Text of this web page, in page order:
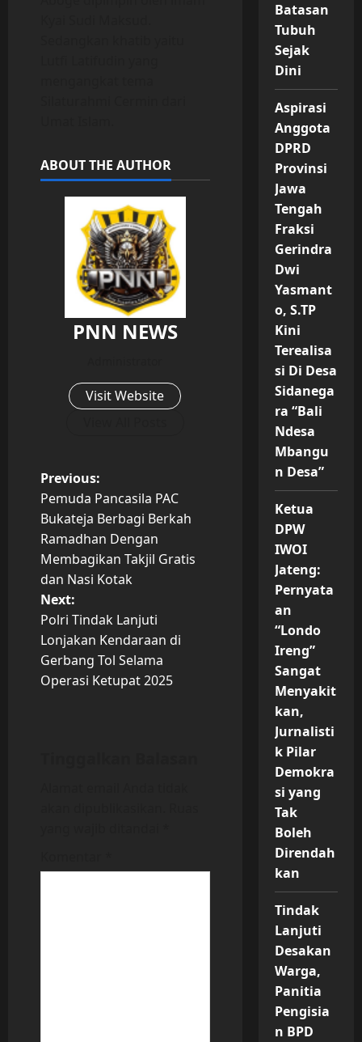
ABOUT THE AUTHOR
PNN NEWS
Visit Website
P
o
s
t
n
a
v
Previous:
Pemuda Pancasila PAC
Bukateja Berbagi Berkah
Ramadhan Dengan
Membagikan Takjil Gratis
dan Nasi Kotak
Next:
Polri Tindak Lanjuti
Lonjakan Kendaraan di
Gerbang Tol Selama
Operasi Ketupat 2025
Batasan
Tubuh
Sejak
Dini
Aspirasi
Anggota
DPRD
Provinsi
Jawa
Tengah
Fraksi
Gerindra
Dwi
Yasmant
o, S.TP
Kini
Terealisa
si Di Desa
Sidanega
ra “Bali
Ndesa
Mbangu
n Desa”
Ketua
DPW
IWOI
Jateng:
Pernyata
an
“Londo
Ireng”
Sangat
Menyakit
kan,
Jurnalisti
k Pilar
Demokra
si yang
Tak
Boleh
Direndah
kan
Tindak
Lanjuti
Desakan
Warga,
Panitia
Pengisia
n BPD